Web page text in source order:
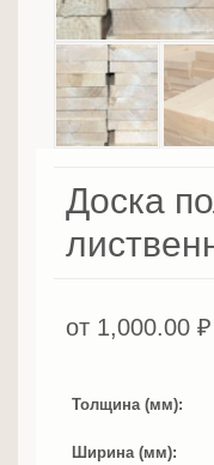
Доска
от 1,000.00 ₽
Толщина (мм)
Ширина (мм)